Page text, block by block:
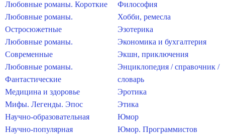
Любовные романы. Короткие
Любовные романы.
Остросюжетные
Любовные романы.
Современные
Любовные романы.
Фантастические
Медицина и здоровье
Мифы. Легенды. Эпос
Научно-образовательная
Научно-популярная
Философия
Хобби, ремесла
Эзотерика
Экономика и бухгалтерия
Экшн, приключения
Энциклопедия / справочник /
словарь
Эротика
Этика
Юмор
Юмор. Программистов